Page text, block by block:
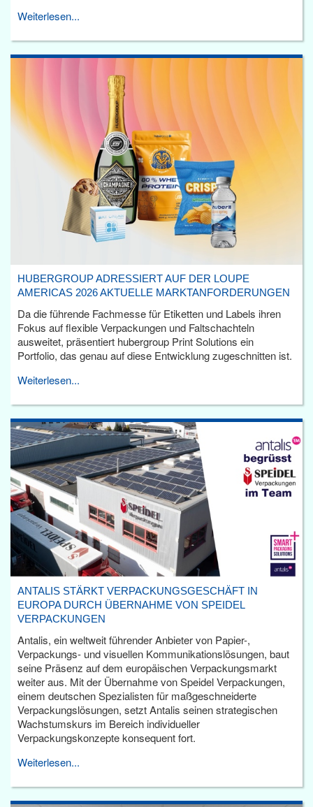
Weiterlesen...
HUBERGROUP ADRESSIERT AUF DER LOUPE
AMERICAS 2026 AKTUELLE MARKTANFORDERUNGEN
Da die führende Fachmesse für Etiketten und Labels ihren
Fokus auf flexible Verpackungen und Faltschachteln
ausweitet, präsentiert hubergroup Print Solutions ein
Portfolio, das genau auf diese Entwicklung zugeschnitten ist.
Weiterlesen...
ANTALIS STÄRKT VERPACKUNGSGESCHÄFT IN
EUROPA DURCH ÜBERNAHME VON SPEIDEL
VERPACKUNGEN
Antalis, ein weltweit führender Anbieter von Papier-,
Verpackungs- und visuellen Kommunikationslösungen, baut
seine Präsenz auf dem europäischen Verpackungsmarkt
weiter aus. Mit der Übernahme von Speidel Verpackungen,
einem deutschen Spezialisten für maßgeschneiderte
Verpackungslösungen, setzt Antalis seinen strategischen
Wachstumskurs im Bereich individueller
Verpackungskonzepte konsequent fort.
Weiterlesen...